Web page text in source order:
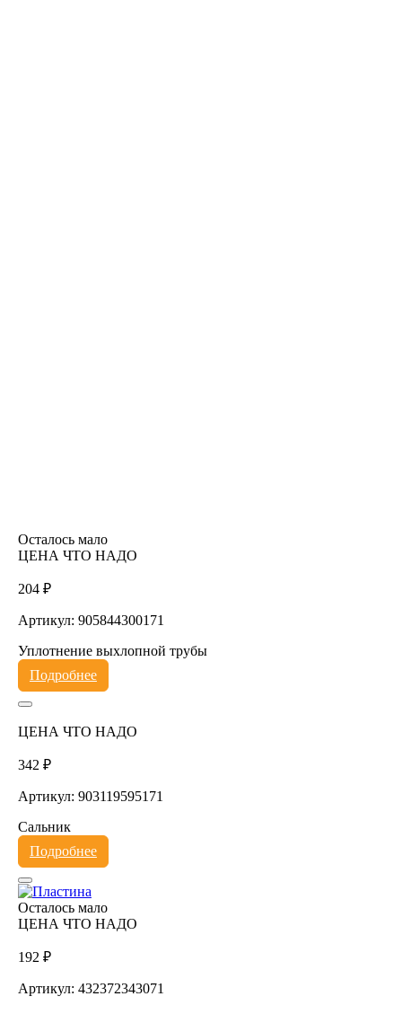
Осталось мало
ЦЕНА ЧТО НАДО
204 ₽
Артикул: 905844300171
Уплотнение выхлопной трубы
Подробнее
ЦЕНА ЧТО НАДО
342 ₽
Артикул: 903119595171
Сальник
Подробнее
Осталось мало
ЦЕНА ЧТО НАДО
192 ₽
Артикул: 432372343071